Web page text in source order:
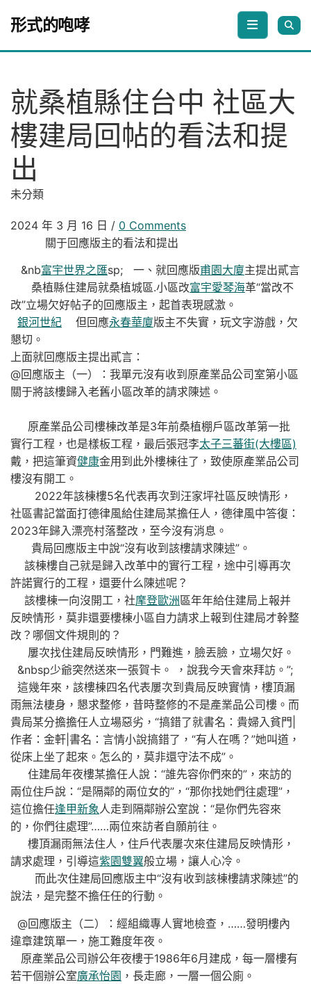
形式的咆哮
就桑植縣住台中 社區大
樓建局回帖的看法和提
出
未分類
2024 年 3 月 16 日 / 0 Comments
關于回應版主的看法和提出
&nb富宇世界之匯sp; 一、就回應版甫園大廈主提出貳言
桑植縣住建局就桑植城區.小區改富宇愛琴海革“當改不
改”立場欠好帖子的回應版主，起首表現感激。
銀河世紀 但回應永春華廈版主不失實，玩文字游戲，欠
懇切。
上面就回應版主提出貳言：
@回應版主（一）：我單元沒有收到原產業品公司室第小區
關于將該樓歸入老舊小區改革的請求陳述。
原產業品公司樓棟改革是3年前桑植棚戶區改革第一批
實行工程，也是樣板工程，最后張冠李太子三蕃街(大樓區)
戴，把這筆資健康金用到此外樓棟往了，致使原產業品公司
樓沒有開工。
2022年該棟樓5名代表再次到汪家坪社區反映情形，
社區書記當面打德律風給住建局某擔任人，德律風中答復：
2023年歸入漂亮村落整改，至今沒有消息。
貴局回應版主中說“沒有收到該樓請求陳述”。
該棟樓自己就是歸入改革中的實行工程，途中引導再次
許諾實行的工程，還要什么陳述呢？
該樓棟一向沒開工，社摩登歐洲區年年給住建局上報并
反映情形，莫非還要樓棟小區自力請求上報到住建局才幹整
改？哪個文件規則的？
屢次找住建局反映情形，門難進，臉丟臉，立場欠好。
&nbsp少爺突然送來一張賀卡。 ，說我今天會來拜訪。”;
這幾年來，該樓棟四名代表屢次到貴局反映實情，樓頂漏
雨無法棲身，懇求整修，昔時整修的不是產業品公司樓。而
貴局某分擔擔任人立場惡劣，“搞錯了就書名：貴婦入貧門|
作者：金軒|書名：言情小說搞錯了，“有人在嗎？”她叫道，
從床上坐了起來。怎么的，莫非還守法不成”。
住建局年夜樓某擔任人說：“誰先容你們來的”，來訪的
兩位住戶說：“是隔鄰的兩位女的”，“那你找她們往處理”，
這位擔任逢甲新象人走到隔鄰辦公室說：“是你們先容來
的，你們往處理”……兩位來訪者自願前往。
樓頂漏雨無法住人，住戶代表屢次來住建局反映情形，
請求處理，引導這紫園雙翼般立場，讓人心冷。
而此次住建局回應版主中“沒有收到該棟樓請求陳述”的
說法，是完整不擔任任的行動。
@回應版主（二）：經組織專人實地檢查，……發明樓內
違章建筑單一，施工難度年夜。
原產業品公司辦公年夜樓于1986年6月建成，每一層樓有
若干個辦公室廣承怡園 ，長走廊，一層一個公廁。